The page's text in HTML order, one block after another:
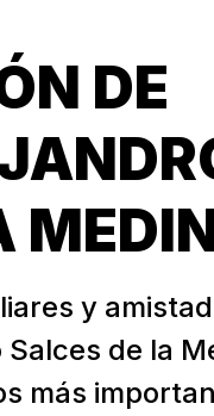
DE
y
de la
más